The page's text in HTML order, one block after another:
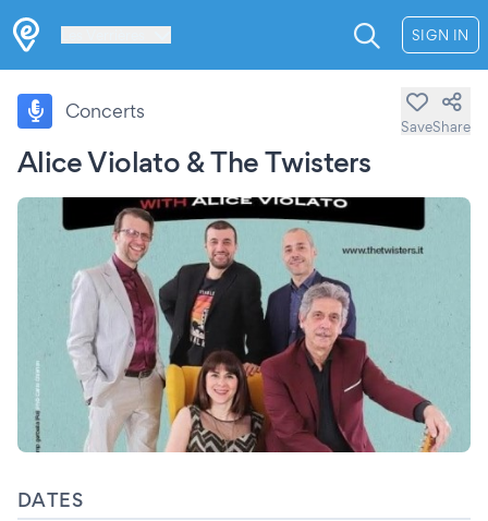
SIGN IN
Alice Violato & The Twisters
Concerts
SaveShare
DATES